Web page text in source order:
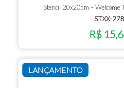
Stencil 20x20cm – Welcome
STXX-278
R$
LANÇAMENTO